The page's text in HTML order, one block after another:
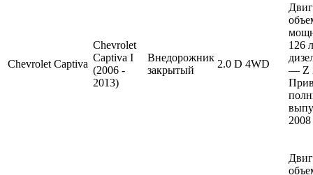
Chevrolet Captiva
Chevrolet
Captiva I
(2006 -
2013)
Внедорожник
закрытый
2.0 D 4WD
126
— Z
2008